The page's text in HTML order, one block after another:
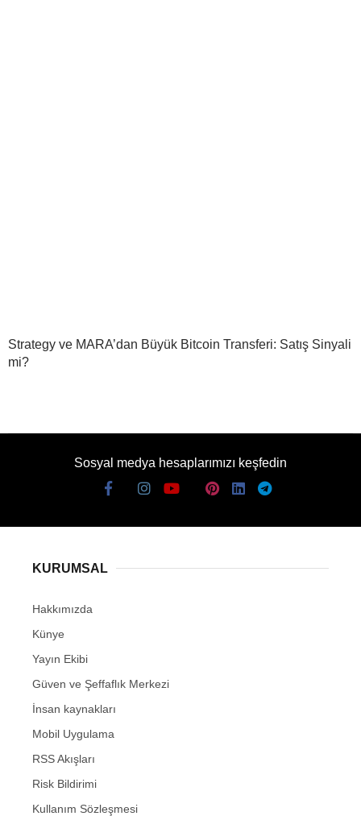
Strategy ve MARA’dan Büyük Bitcoin Transferi: Satış Sinyali
mi?
Sosyal medya hesaplarımızı keşfedin
KURUMSAL
Hakkımızda
Künye
Yayın Ekibi
Güven ve Şeffaflık Merkezi
İnsan kaynakları
Mobil Uygulama
RSS Akışları
Risk Bildirimi
Kullanım Sözleşmesi